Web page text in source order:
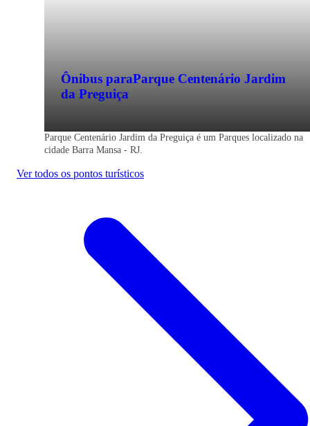
Ônibus paraParque Centenário Jardim
da Preguiça
Parque Centenário Jardim da Preguiça é um Parques localizado na
cidade Barra Mansa - RJ.
Ver todos os pontos turísticos